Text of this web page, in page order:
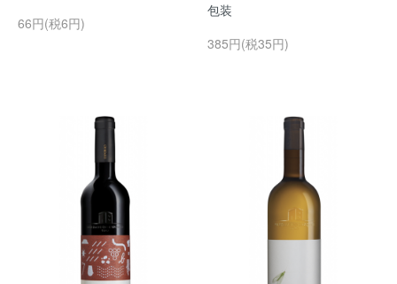
66円(税6円)
包装
385円(税35円)